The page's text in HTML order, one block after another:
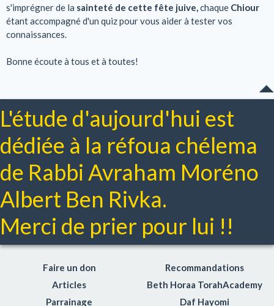
s'imprégner de la sainteté de cette fête juive,chaque Chiour
étant accompagné d'un quiz pour vous aider à tester vos
connaissances.
Bonne écoute à tous et à toutes!
L'étude d'aujourd'hui est
dédiée à la réfoua chélema
de Rabbi Avraham Moréno
Albert Ben Rivka.
Merci de prier pour lui !!
Faire un don
Articles
Parrainage
Recommandations
Beth Horaa TorahAcademy
Daf Hayomi